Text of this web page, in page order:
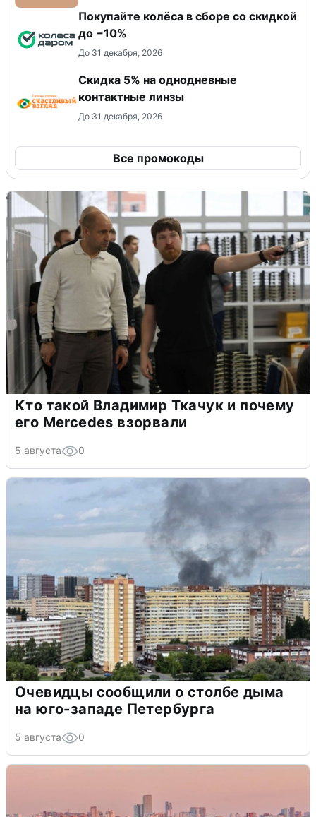
Покупайте колёса в сборе со скидкой
до −10%
До 31 декабря, 2026
Скидка 5% на однодневные
контактные линзы
До 31 декабря, 2026
Все промокоды
Кто такой Владимир Ткачук и почему
его Mercedes взорвали
5 августа 0
Очевидцы сообщили о столбе дыма
на юго-западе Петербурга
5 августа 0